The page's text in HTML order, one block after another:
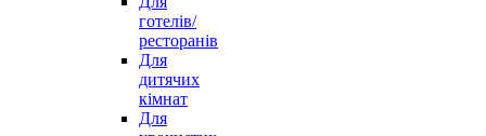
готелів/
ресторанів
Для
дитячих
кімнат
Для